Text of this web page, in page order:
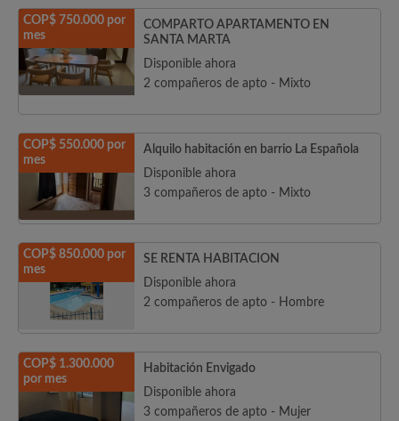
COP$ 750.000 por
mes
COMPARTO APARTAMENTO EN
SANTA MARTA
Disponible ahora
2 compañeros de apto - Mixto
COP$ 550.000 por
mes
Alquilo habitación en barrio La Española
Disponible ahora
3 compañeros de apto - Mixto
COP$ 850.000 por
mes
SE RENTA HABITACION
Disponible ahora
2 compañeros de apto - Hombre
COP$ 1.300.000
por mes
Habitación Envigado
Disponible ahora
3 compañeros de apto - Mujer